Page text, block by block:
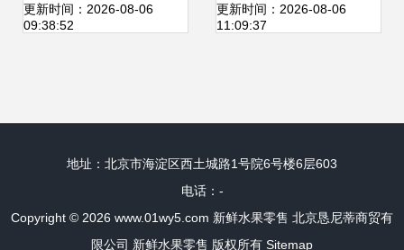
零售市场新机遇
更新时间：2026-08-06
09:38:52
鲜食材展引领新鲜
更新时间：2026-08-06
11:09:37
地址：北京市海淀区西土城路1号院6号楼6层603
电话：-
Copyright © 2026 www.01wy5.com 新鲜水果零售 北京恳尼蒂商贸有
限公司 新鲜水果零售 版权所有 Sitemap